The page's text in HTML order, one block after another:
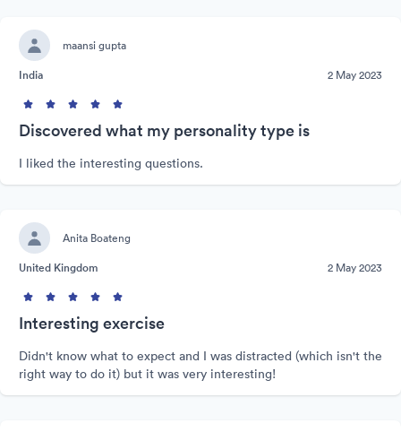
maansi gupta
India
2 May 2023
Discovered what my personality type is
I liked the interesting questions.
Anita Boateng
United Kingdom
2 May 2023
Interesting exercise
Didn't know what to expect and I was distracted (which isn't the
right way to do it) but it was very interesting!